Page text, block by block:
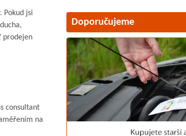
Pokud jsi
prodejen
consultant
na
Doporučujeme